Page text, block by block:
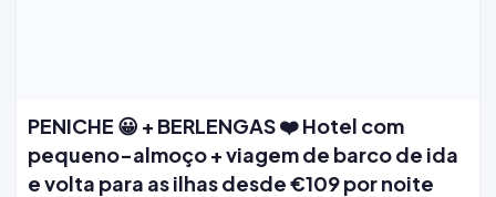
PENICHE 😀 + BERLENGAS ❤️ Hotel com
pequeno-almoço + viagem de barco de ida
e volta para as ilhas desde €109 por noite